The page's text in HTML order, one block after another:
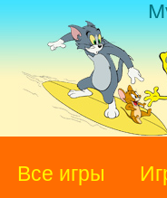
Все игры